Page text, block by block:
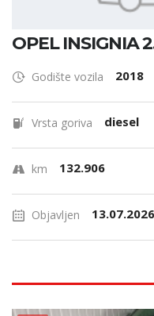
OPEL INSIGNIA
Godište vozila 2018
Vrsta goriva diesel
km 132.906
Objavljen